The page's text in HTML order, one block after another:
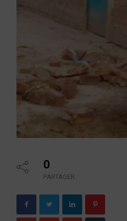
0
PARTAGER